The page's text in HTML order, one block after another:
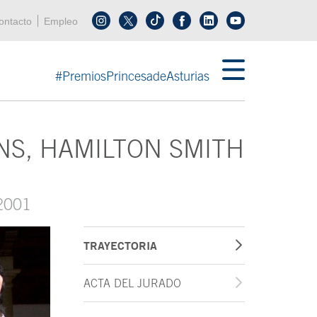
cabecera
Empleo Síguenos en tiktokSíguenos en linkedin
#PremiosPrincesadeAsturias
HAMILTON SMITH
TRAYECTORIA
ACTA DEL JURADO